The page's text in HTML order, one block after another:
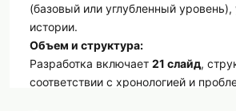
(базовый или углубленный уровень),
истории.
Объем и структура:
Разработка включает 21 слайд,
соответствии с хронологией и